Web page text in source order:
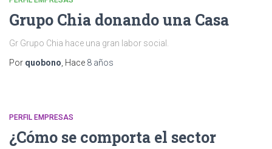
Grupo Chia donando una Casa
Gr Grupo Chia hace una gran labor social.
Por quobono , Hace 8 años
PERFIL EMPRESAS
¿Cómo se comporta el sector